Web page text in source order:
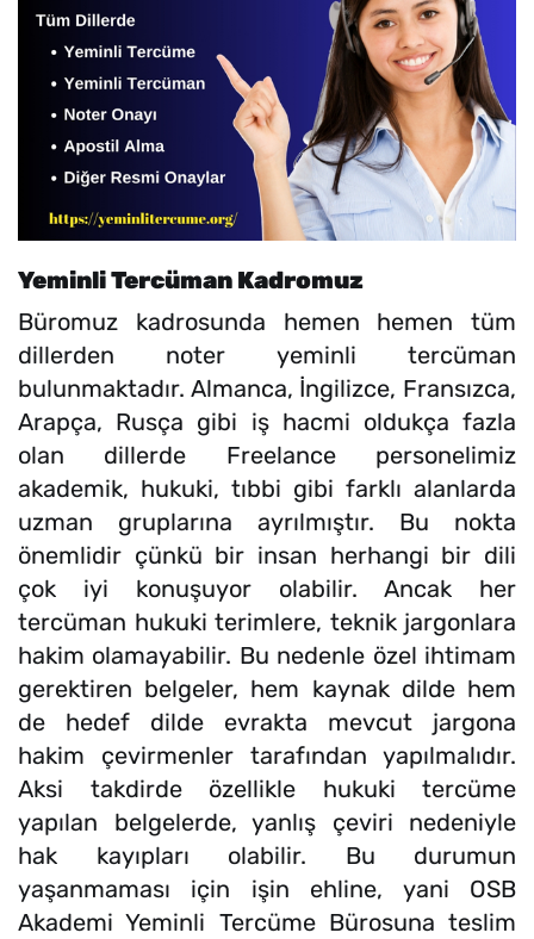
Yeminli Tercüman Kadromuz
Büromuz kadrosunda hemen hemen tüm
dillerden noter yeminli tercüman
bulunmaktadır. Almanca, İngilizce, Fransızca,
Arapça, Rusça gibi iş hacmi oldukça fazla
olan dillerde Freelance personelimiz
akademik, hukuki, tıbbi gibi farklı alanlarda
uzman gruplarına ayrılmıştır. Bu nokta
önemlidir çünkü bir insan herhangi bir dili
çok iyi konuşuyor olabilir. Ancak her
tercüman hukuki terimlere, teknik jargonlara
hakim olamayabilir. Bu nedenle özel ihtimam
gerektiren belgeler, hem kaynak dilde hem
de hedef dilde evrakta mevcut jargona
hakim çevirmenler tarafından yapılmalıdır.
Aksi takdirde özellikle hukuki tercüme
yapılan belgelerde, yanlış çeviri nedeniyle
hak kayıpları olabilir. Bu durumun
yaşanmaması için işin ehline, yani OSB
Akademi Yeminli Tercüme Bürosuna teslim